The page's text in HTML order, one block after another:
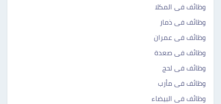
وظائف فى المكلا
وظائف فى ذمار
وظائف فى عمران
وظائف فى صعدة
وظائف فى لحج
وظائف فى مأرب
وظائف فى البيضاء